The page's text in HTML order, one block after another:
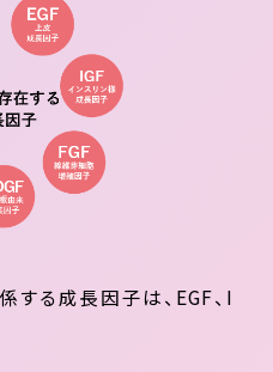
する成長因子は、EGF、I